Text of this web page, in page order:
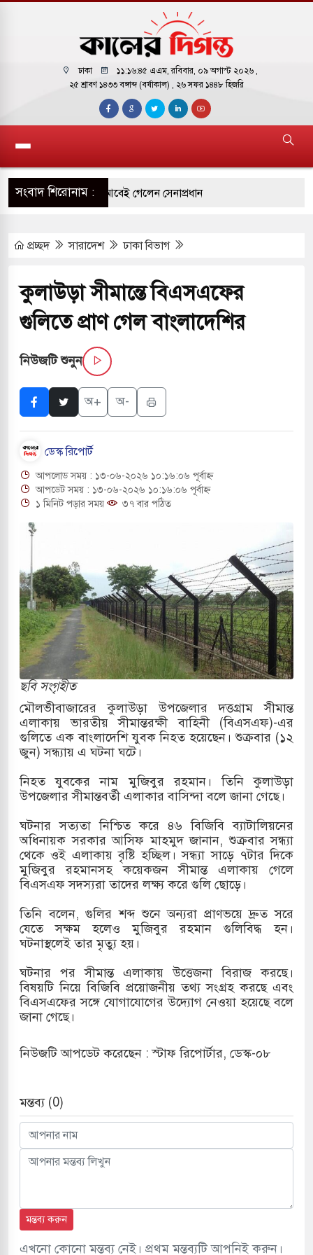
ঢাকা ১১:১৬:৪৬ এএম, রবিবার, ০৯ অগাস্ট ২০২৬ ,
২৫ শ্রাবণ ১৪৩৩ বঙ্গাব্দ (বর্ষাকাল) , ২৬ সফর ১৪৪৮ হিজরি
সংবাদ শিরোনাম :
দক্ষিণ সুদান ও আবেই গেলেন সেনাপ্রধান
হাইকমিশনারের বাসভবনে আগুন, আইসিইউতে
বাসের মুখোমুখি সংঘর্ষে ৯ জন নিহত
৬ শ্রমিক নিহত, আহত ১৫
নিয়ন্ত্রণে দেড় হাজার মসজিদ থেকে মাইক
বিমানবন্দরের নিরাপত্তা তল্লাশিতে ছাড় দেওয়া হবে না:
দক্ষিণ কোরিয়ার বন্দি ২৫ শতাংশ বেড়েছে
থাকুক বা না থাকুক, ইরানে একক সামরিক পদক্ষেপের
জুমার বয়ান ও নামাজ পড়াবেন দেওবন্দের
ছাড়লেন জনপ্রিয় ভারতীয় সাংবাদিক ময়ূখ রঞ্জন
অ্যারেস্ট আবেদন, বরগুনার এসআইয়ের বিরুদ্ধে
হামলায় ছাত্রদল ও ছাত্রলীগের আচরণ ইসরায়েলের
পথে ইসরায়েলীরা,হাতছাড়ার ঝুঁকিতে জরুরি
পাহাড়ি ঢলে ফুঁসে উঠেছে তিস্তা
প্রচ্ছদ সারাদেশ ঢাকা বিভাগ
কুলাউড়া সীমান্তে বিএসএফের
গুলিতে প্রাণ গেল বাংলাদেশির
নিউজটি শুনুন
অ+ অ-
ডেস্ক রিপোর্ট
আপলোড সময় : ১৩-০৬-২০২৬ ১০:১৬:০৬ পূর্বাহ্ন
আপডেট সময় : ১৩-০৬-২০২৬ ১০:১৬:০৬ পূর্বাহ্ন
১ মিনিট পড়ার সময়
৩৭ বার পঠিত
ছবি সংগৃহীত
মৌলভীবাজারের কুলাউড়া উপজেলার দত্তগ্রাম সীমান্ত
এলাকায় ভারতীয় সীমান্তরক্ষী বাহিনী (বিএসএফ)-এর
গুলিতে এক বাংলাদেশি যুবক নিহত হয়েছেন। শুক্রবার (১২
জুন) সন্ধ্যায় এ ঘটনা ঘটে।
নিহত যুবকের নাম মুজিবুর রহমান। তিনি কুলাউড়া
উপজেলার সীমান্তবর্তী এলাকার বাসিন্দা বলে জানা গেছে।
ঘটনার সত্যতা নিশ্চিত করে ৪৬ বিজিবি ব্যাটালিয়নের
অধিনায়ক সরকার আসিফ মাহমুদ জানান, শুক্রবার সন্ধ্যা
থেকে ওই এলাকায় বৃষ্টি হচ্ছিল। সন্ধ্যা সাড়ে ৭টার দিকে
মুজিবুর রহমানসহ কয়েকজন সীমান্ত এলাকায় গেলে
বিএসএফ সদস্যরা তাদের লক্ষ্য করে গুলি ছোড়ে।
তিনি বলেন, গুলির শব্দ শুনে অন্যরা প্রাণভয়ে দ্রুত সরে
যেতে সক্ষম হলেও মুজিবুর রহমান গুলিবিদ্ধ হন।
ঘটনাস্থলেই তার মৃত্যু হয়।
ঘটনার পর সীমান্ত এলাকায় উত্তেজনা বিরাজ করছে।
বিষয়টি নিয়ে বিজিবি প্রয়োজনীয় তথ্য সংগ্রহ করছে এবং
বিএসএফের সঙ্গে যোগাযোগের উদ্যোগ নেওয়া হয়েছে বলে
জানা গেছে।
নিউজটি আপডেট করেছেন : স্টাফ রিপোর্টার, ডেস্ক-০৮
মন্তব্য (0)
মন্তব্য করুন
এখনো কোনো মন্তব্য নেই। প্রথম মন্তব্যটি আপনিই করুন।